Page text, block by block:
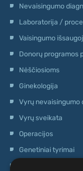
Nevaisingumo
Laboratorija /
Vaisingumo
Donorų programos
Nėščiosioms
Ginekologija
Vyrų nevaisingumo
Vyrų sveikata
Operacijos
Genetiniai tyrimai